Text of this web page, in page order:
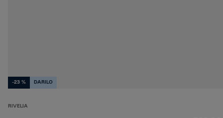
-23 % DARILO
RIVELIA